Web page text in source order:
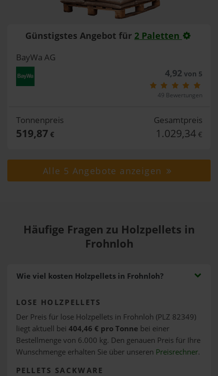
Günstigstes Angebot für 2 Paletten
BayWa AG
4,92von 5
49 Bewertungen
Tonnenpreis
519,87 €
Gesamtpreis
1.029,34 €
Alle 5 Angebote anzeigen
Häufige Fragen zu Holzpellets in
Frohnloh
Wie viel kosten Holzpellets in Frohnloh?
LOSE HOLZPELLETS
Der Preis für lose Holzpellets in Frohnloh (PLZ 82349)
liegt aktuell bei 404,46 € pro Tonne bei einer
Bestellmenge von 6.000 kg. Den genauen Preis für Ihre
Wunschmenge erhalten Sie über unseren Preisrechner.
PELLETS SACKWARE